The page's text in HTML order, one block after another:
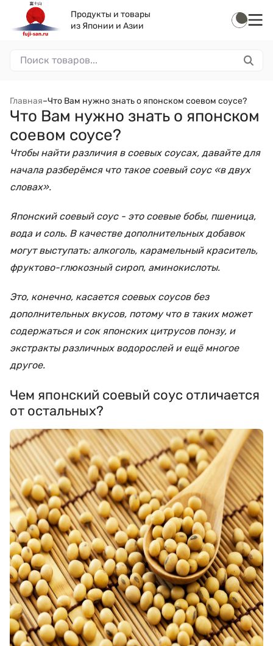
Продукты и товары
из Японии и Азии
Главная–Что Вам нужно знать о японском соевом соусе?
Что Вам нужно знать о японском
соевом соусе?
Чтобы найти различия в соевых соусах, давайте для
начала разберёмся что такое соевый соус «в двух
словах».
Японский соевый соус - это соевые бобы, пшеница,
вода и соль. В качестве дополнительных добавок
могут выступать: алкоголь, карамельный краситель,
фруктово-глюкозный сироп, аминокислоты.
Это, конечно, касается соевых соусов без
дополнительных вкусов, потому что в таких может
содержаться и сок японских цитрусов понзу, и
экстракты различных водорослей и ещё многое
другое.
Чем японский соевый соус отличается
от остальных?